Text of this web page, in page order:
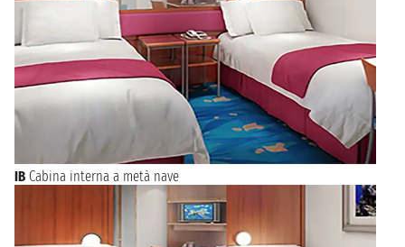
IB Cabina interna a metà nave